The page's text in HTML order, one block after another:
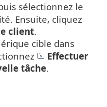
sélectionnez le
Ensuite, cliquez
client.
cible dans
Effectuer
tâche.